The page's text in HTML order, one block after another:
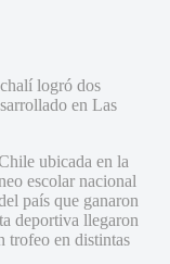
logró dos
en Las
ubicada en la
escolar nacional
país que ganaron
deportiva llegaron
trofeo en distintas